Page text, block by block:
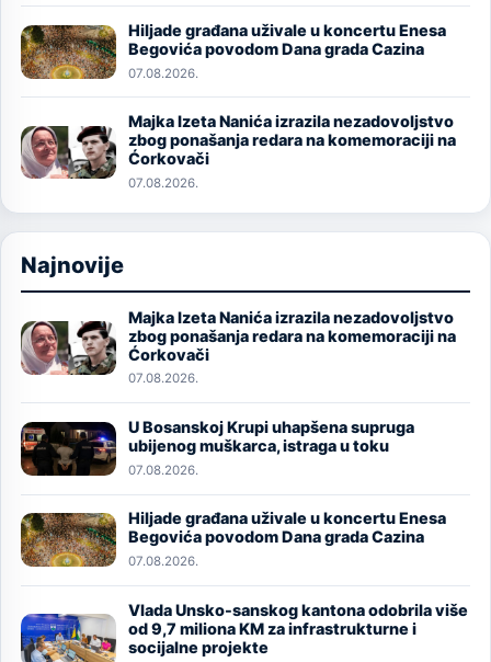
Image
Hiljade građana uživale u koncertu Enesa
Begovića povodom Dana grada Cazina
07.08.2026.
Image
Majka Izeta Nanića izrazila nezadovoljstvo
zbog ponašanja redara na komemoraciji na
Ćorkovači
07.08.2026.
Najnovije
Image
Majka Izeta Nanića izrazila nezadovoljstvo
zbog ponašanja redara na komemoraciji na
Ćorkovači
07.08.2026.
Image
U Bosanskoj Krupi uhapšena supruga
ubijenog muškarca, istraga u toku
07.08.2026.
Image
Hiljade građana uživale u koncertu Enesa
Begovića povodom Dana grada Cazina
07.08.2026.
Image
Vlada Unsko-sanskog kantona odobrila više
od 9,7 miliona KM za infrastrukturne i
socijalne projekte